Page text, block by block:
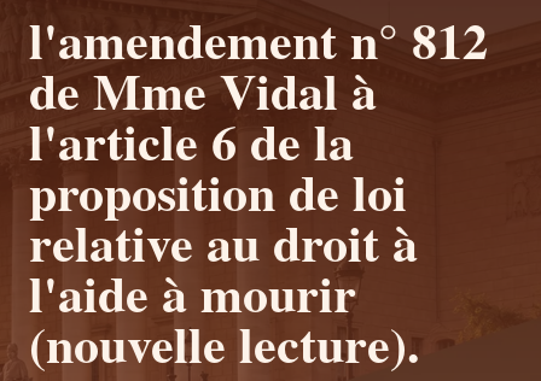
l'amendement n° 812
de Mme Vidal à
l'article 6 de la
proposition de loi
relative au droit à
l'aide à mourir
(nouvelle lecture).